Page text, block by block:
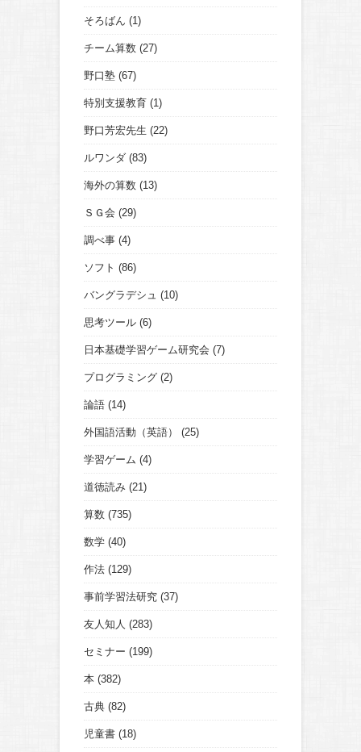
そろばん (1)
チーム算数 (27)
野口塾 (67)
特別支援教育 (1)
野口芳宏先生 (22)
ルワンダ (83)
海外の算数 (13)
ＳＧ会 (29)
調べ事 (4)
ソフト (86)
バングラデシュ (10)
思考ツール (6)
日本基礎学習ゲーム研究会 (7)
プログラミング (2)
論語 (14)
外国語活動（英語） (25)
学習ゲーム (4)
道徳読み (21)
算数 (735)
数学 (40)
作法 (129)
事前学習法研究 (37)
友人知人 (283)
セミナー (199)
本 (382)
古典 (82)
児童書 (18)